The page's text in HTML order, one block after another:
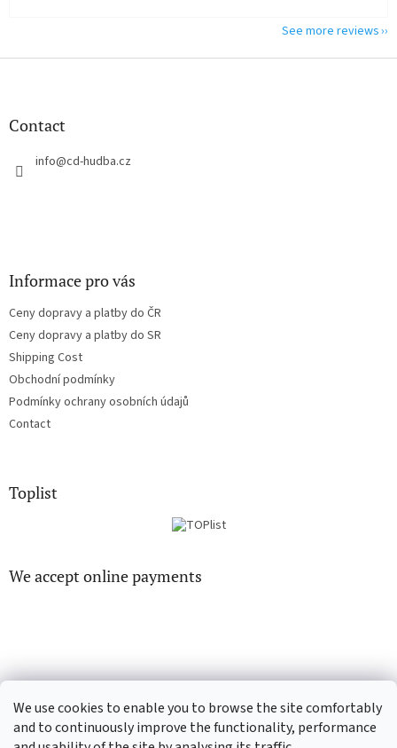
We use cookies to enable you to browse the site comfortably
and to continuously improve the functionality, performance
See more reviews
F
Contact
info@cd-hudba.cz
Informace pro vás
Ceny dopravy a platby do ČR
Ceny dopravy a platby do SR
Shipping Cost
Obchodní podmínky
Podmínky ochrany osobních údajů
Contact
Toplist
We accept online payments